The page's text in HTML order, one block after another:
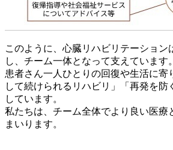
このように、心臓リハビリテーション
し、チーム一体となって支えています。
患者さん一人ひとりの回復や生活に寄
して続けられるリハビリ」「再発を防
しています。
私たちは、チーム全体でより良い医療
まいります。